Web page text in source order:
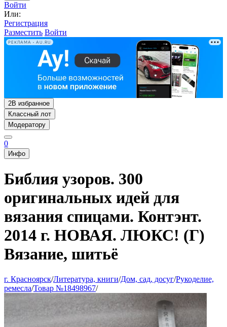
Войти
Или:
Регистрация
Разместить Войти
РЕКЛАМА • AU.RU
2В избранное
Классный лот
Модератору
0
Инфо
Библия узоров. 300
оригинальных идей для
вязания спицами. Контэнт.
2014 г. НОВАЯ. ЛЮКС! (Г)
Вязание, шитьё
г. Красноярск/Литература, книги/Дом, сад, досуг/Рукоделие,
ремесла/Товар №18498967/